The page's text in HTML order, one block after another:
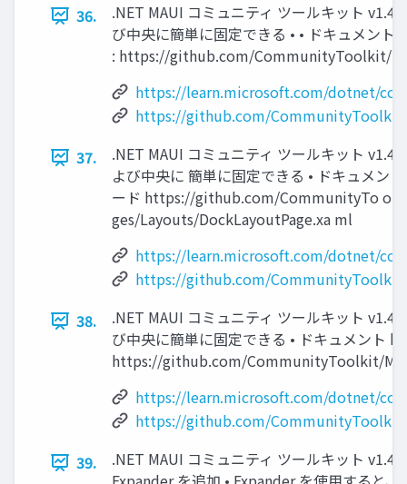
36.
.NET MAUI コミュニティ ツールキット
び中央に簡単に固定できる • • ドキュメ
: https://github.com/CommunityToolkit/
https://learn.microsoft.com/dotnet/
https://github.com/CommunityToolkit/
37.
.NET MAUI コミュニティ ツールキット
よび中央に 簡単に固定できる • ドキュ
ード https://github.com/CommunityTo
ges/Layouts/DockLayoutPage.xa ml
https://learn.microsoft.com/dotnet/
https://github.com/CommunityToolkit/
38.
.NET MAUI コミュニティ ツールキット
び中央に簡単に固定できる • ドキュメン
https://github.com/CommunityToolkit/
https://learn.microsoft.com/dotnet/
https://github.com/CommunityToolkit/
39.
.NET MAUI コミュニティ ツールキット